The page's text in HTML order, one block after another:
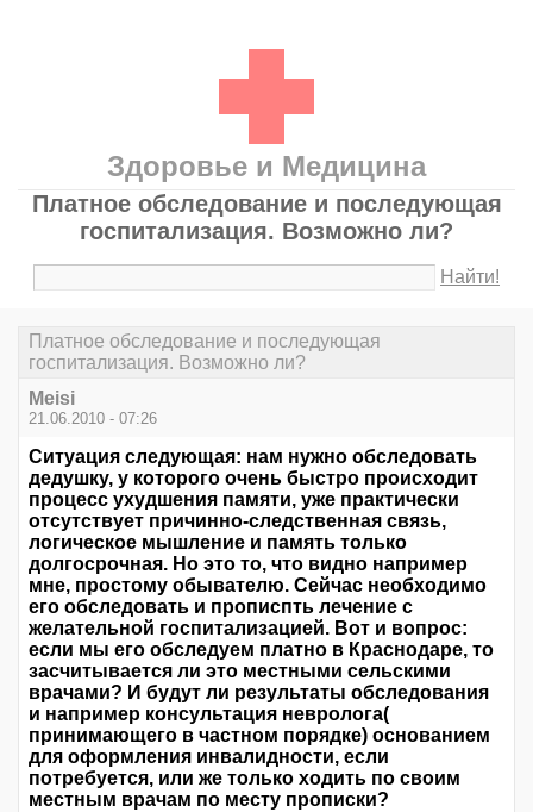
Здоровье и Медицина
Платное обследование и последующая
госпитализация. Возможно ли?
Найти!
Платное обследование и последующая
госпитализация. Возможно ли?
Meisi
21.06.2010 - 07:26
Ситуация следующая: нам нужно обследовать
дедушку, у которого очень быстро происходит
процесс ухудшения памяти, уже практически
отсутствует причинно-следственная связь,
логическое мышление и память только
долгосрочная. Но это то, что видно например
мне, простому обывателю. Сейчас необходимо
его обследовать и прописпть лечение с
желательной госпитализацией. Вот и вопрос:
если мы его обследуем платно в Краснодаре, то
засчитывается ли это местными сельскими
врачами? И будут ли результаты обследования
и например консультация невролога(
принимающего в частном порядке) основанием
для оформления инвалидности, если
потребуется, или же только ходить по своим
местным врачам по месту прописки?